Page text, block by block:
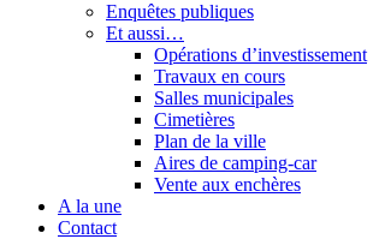
Enquêtes publiques
Et aussi…
Opérations d’investissement
Travaux en cours
Salles municipales
Cimetières
Plan de la ville
Aires de camping-car
Vente aux enchères
A la une
Contact